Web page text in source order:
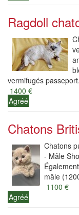
Ragdoll
vermifugés
1400 €
Agréé
Chatons
Chatons
- Mâle
mâle
1100 €
Agréé